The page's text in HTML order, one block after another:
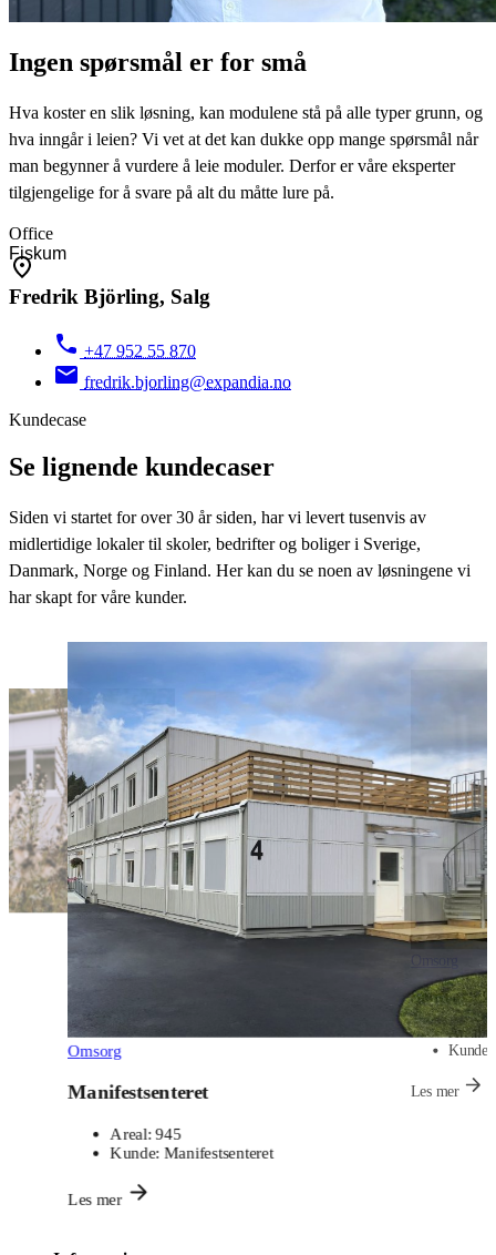
Ingen spørsmål er for små
Hva koster en slik løsning, kan modulene stå på alle typer grunn, og
hva inngår i leien? Vi vet at det kan dukke opp mange spørsmål når
man begynner å vurdere å leie moduler. Derfor er våre eksperter
tilgjengelige for å svare på alt du måtte lure på.
Office
Fredrik Björling, Salg
+47 952 55 870
fredrik.bjorling@expandia.no
Kundecase
Se lignende kundecaser
Siden vi startet for over 30 år siden, har vi levert tusenvis av
midlertidige lokaler til skoler, bedrifter og boliger i Sverige,
Danmark, Norge og Finland. Her kan du se noen av løsningene vi
har skapt for våre kunder.
Omsorg
Manifestsenteret
Areal:945
Kunde:Manifestsenteret
Les mer
Areal:
Kunde:
Les mer